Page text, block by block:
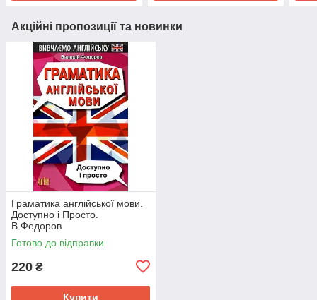
Акційні пропозиції та новинки
Граматика англійської мови.
Доступно і Просто.
В.Федоров
Готово до відправки
220 ₴
Купити